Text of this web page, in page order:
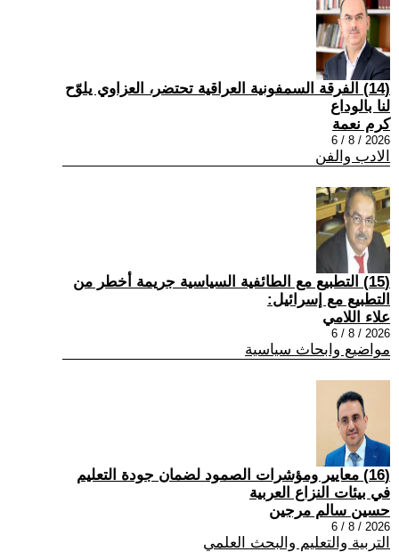
(14) الفرقة السمفونية العراقية تحتضر، العزاوي يلوّح
لنا بالوداع
كرم نعمة
2026 / 8 / 6
الادب والفن
(15) التطبيع مع الطائفية السياسية جريمة أخطر من
التطبيع مع إسرائيل:
علاء اللامي
2026 / 8 / 6
مواضيع وابحاث سياسية
(16) معايير ومؤشرات الصمود لضمان جودة التعليم
في بيئات النزاع العربية
حسين سالم مرجين
2026 / 8 / 6
التربية والتعليم والبحث العلمي